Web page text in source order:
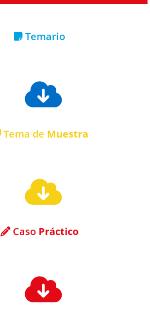
Temario
Tema de Muestra
Caso Práctico